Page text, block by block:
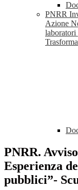
PNRR
Azione
PNRR.
Esperienza
pubblici”-